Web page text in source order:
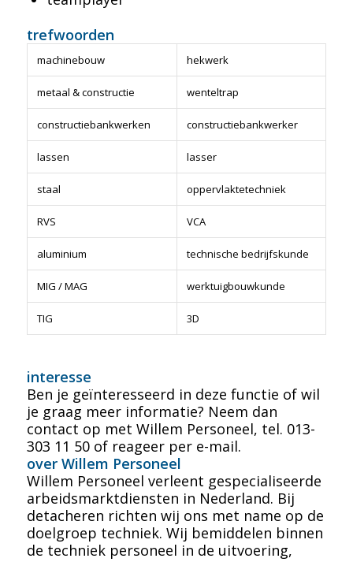
trefwoorden
machinebouw hekwerk
metaal & constructie wenteltrap
constructiebankwerken constructiebankwerker
lassen lasser
staal oppervlaktetechniek
RVS VCA
aluminium technische bedrijfskunde
MIG / MAG werktuigbouwkunde
TIG 3D
interesse
Ben je geïnteresseerd in deze functie of wil
je graag meer informatie? Neem dan
contact op met Willem Personeel, tel. 013-
303 11 50 of reageer per e-mail.
over Willem Personeel
Willem Personeel verleent gespecialiseerde
arbeidsmarktdiensten in Nederland. Bij
detacheren richten wij ons met name op de
doelgroep techniek. Wij bemiddelen binnen
de techniek personeel in de uitvoering,